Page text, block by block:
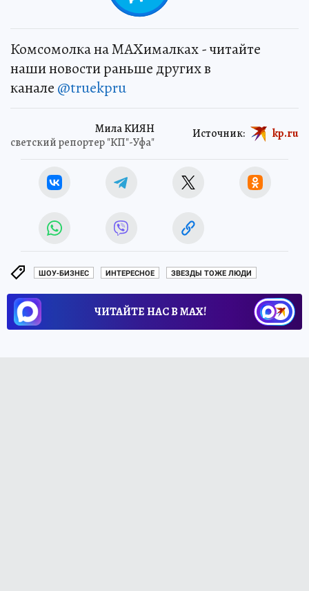
Комсомолка на MAXималках - читайте
наши новости раньше других в
канале @truekpru
Мила КИЯН
светский репортер "КП"-Уфа"
Источник: kp.ru
ШОУ-БИЗНЕС ИНТЕРЕСНОЕ ЗВЕЗДЫ ТОЖЕ ЛЮДИ
ЧИТАЙТЕ НАС В МАХ!